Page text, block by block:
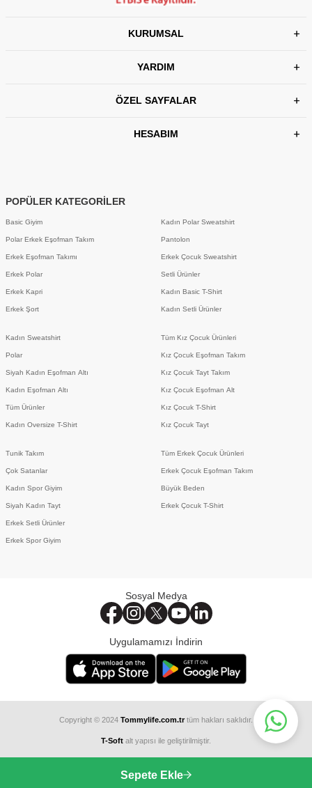
Sepete Ekle
KURUMSAL
YARDIM
ÖZEL SAYFALAR
HESABIM
Sosyal Medya
Uygulamamızı İndirin
POPÜLER KATEGORİLER
Basic Giyim
Polar Erkek Eşofman Takım
Erkek Eşofman Takımı
Erkek Polar
Erkek Kapri
Erkek Şort
Kadın Sweatshirt
Polar
Siyah Kadın Eşofman Altı
Kadın Eşofman Altı
Tüm Ürünler
Kadın Oversize T-Shirt
Tunik Takım
Çok Satanlar
Kadın Spor Giyim
Siyah Kadın Tayt
Erkek Setli Ürünler
Erkek Spor Giyim
Kadın Polar Sweatshirt
Pantolon
Erkek Çocuk Sweatshirt
Setli Ürünler
Kadın Basic T-Shirt
Kadın Setli Ürünler
Tüm Kız Çocuk Ürünleri
Kız Çocuk Eşofman Takım
Kız Çocuk Tayt Takım
Kız Çocuk Eşofman Alt
Kız Çocuk T-Shirt
Kız Çocuk Tayt
Tüm Erkek Çocuk Ürünleri
Erkek Çocuk Eşofman Takım
Büyük Beden
Erkek Çocuk T-Shirt
Copyright © 2024 Tommylife.com.trtüm hakları saklıdır.
T-Soft alt yapısı ile geliştirilmiştir.